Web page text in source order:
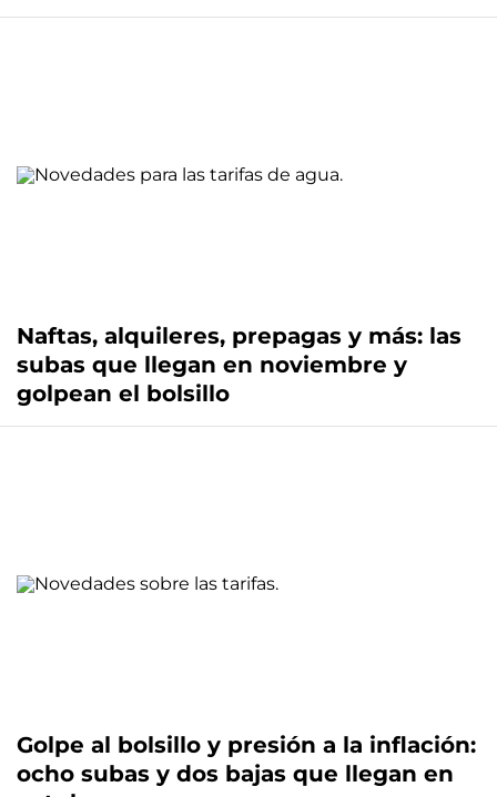
Naftas, alquileres, prepagas y más: las
subas que llegan en noviembre y
golpean el bolsillo
Golpe al bolsillo y presión a la inflación:
ocho subas y dos bajas que llegan en